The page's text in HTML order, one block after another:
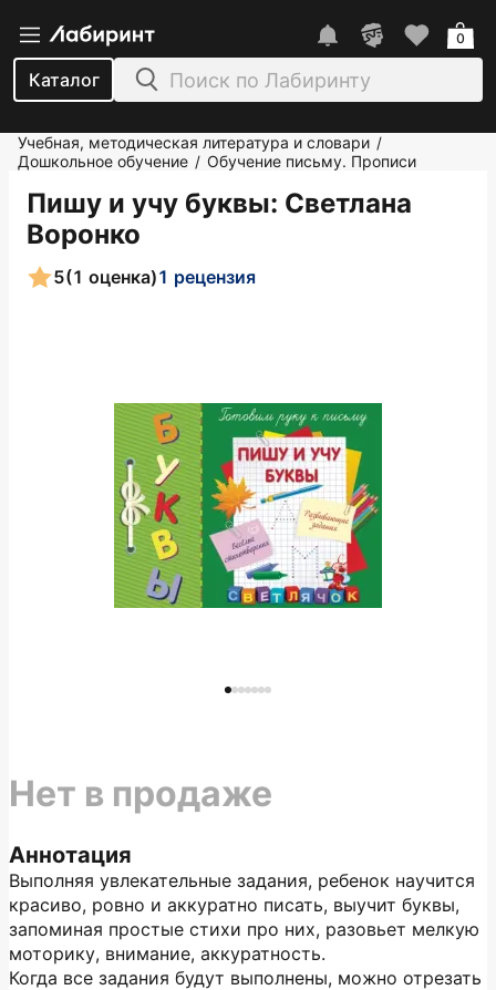
Каталог
0
Учебная, методическая литература и словари /
Дошкольное обучение / Обучение письму. Прописи
Пишу и учу буквы: Светлана
Воронко
5(1 оценка)1 рецензия
Аннотация
Выполняя увлекательные задания, ребенок научится
красиво, ровно и аккуратно писать, выучит буквы,
запоминая простые стихи про них, разовьет мелкую
моторику, внимание, аккуратность.
Когда все задания будут выполнены, можно отрезать
Нет в продаже